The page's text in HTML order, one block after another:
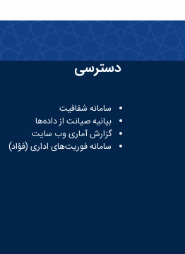
دسترسی
سامانه شفافیت
بیانیه صیانت از داده‌ها
گزارش آماری وب‌ سایت
سامانه فوریت‌های اداری (فؤاد)